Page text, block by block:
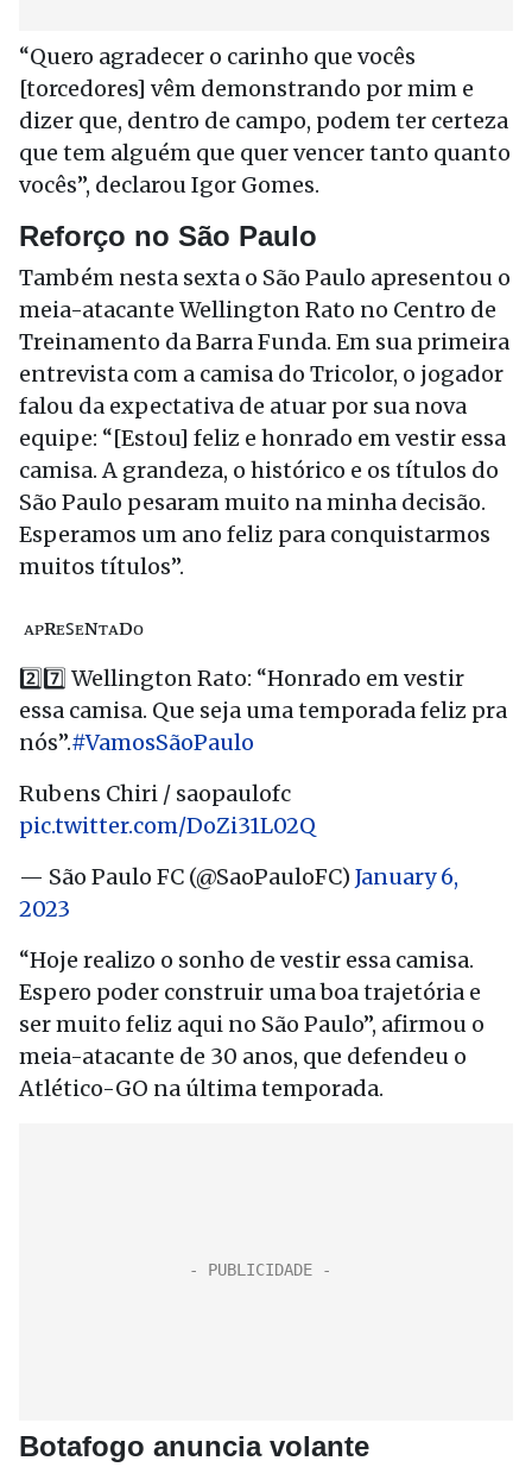
“Quero agradecer o carinho que vocês
[torcedores] vêm demonstrando por mim e
dizer que, dentro de campo, podem ter certeza
que tem alguém que quer vencer tanto quanto
vocês”, declarou Igor Gomes.
Reforço no São Paulo
Também nesta sexta o São Paulo apresentou o
meia-atacante Wellington Rato no Centro de
Treinamento da Barra Funda. Em sua primeira
entrevista com a camisa do Tricolor, o jogador
falou da expectativa de atuar por sua nova
equipe: “[Estou] feliz e honrado em vestir essa
camisa. A grandeza, o histórico e os títulos do
São Paulo pesaram muito na minha decisão.
Esperamos um ano feliz para conquistarmos
muitos títulos”.
️ ᴀᴘʀᴇꜱᴇɴᴛᴀᴅᴏ
2️⃣7️⃣ Wellington Rato: “Honrado em vestir
essa camisa. Que seja uma temporada feliz pra
nós”.#VamosSãoPaulo
Rubens Chiri / saopaulofc
pic.twitter.com/DoZi31L02Q
— São Paulo FC (@SaoPauloFC) January 6,
2023
“Hoje realizo o sonho de vestir essa camisa.
Espero poder construir uma boa trajetória e
ser muito feliz aqui no São Paulo”, afirmou o
meia-atacante de 30 anos, que defendeu o
Atlético-GO na última temporada.
Botafogo anuncia volante